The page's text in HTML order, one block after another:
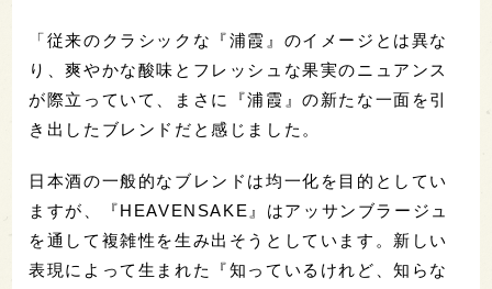
「従来のクラシックな『浦霞』のイメージとは異な
り、爽やかな酸味とフレッシュな果実のニュアンス
が際立っていて、まさに『浦霞』の新たな一面を引
き出したブレンドだと感じました。
日本酒の一般的なブレンドは均一化を目的としてい
ますが、『HEAVENSAKE』はアッサンブラージュ
を通して複雑性を生み出そうとしています。新しい
表現によって生まれた『知っているけれど、知らな